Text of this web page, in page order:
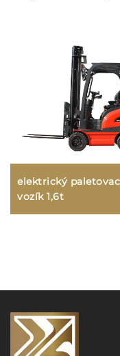
elektrický
vozík 1,6t